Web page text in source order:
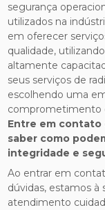
segurança
utilizados na
em oferecer
qualidade,
altamente
seus serviços de
escolhendo uma
comprometimento
Entre em contato
saber como
integridade e
Ao entrar em
dúvidas, estamos à
atendimento